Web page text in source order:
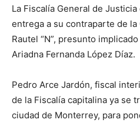
La Fiscalía General de
entrega a su contraparte de
Rautel “N”, presunto
Ariadna Fernanda López Díaz.
Pedro Arce Jardón, fiscal
de la Fiscalía capitalina ya se
ciudad de Monterrey, para